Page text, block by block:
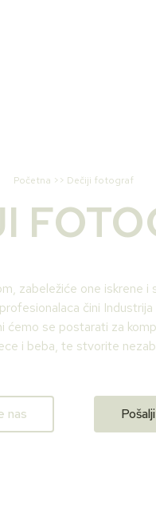
Početna >> Dečiji fotograf
zabeležiće one iskrene
čini
ćemo se postarati za
i beba, te stvorite
nas